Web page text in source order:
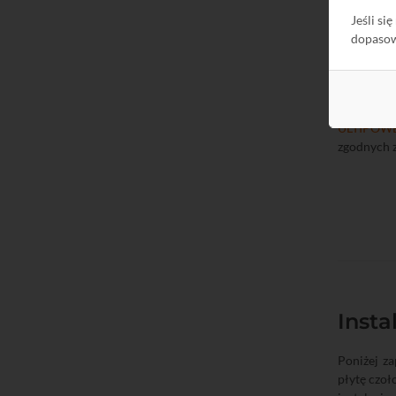
Jeśli
zgodnych
Poniżej
płytę